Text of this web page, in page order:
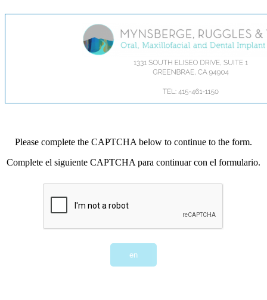
Please complete the CAPTCHA below to continue to the form.
Complete el siguiente CAPTCHA para continuar con el formulario.
en